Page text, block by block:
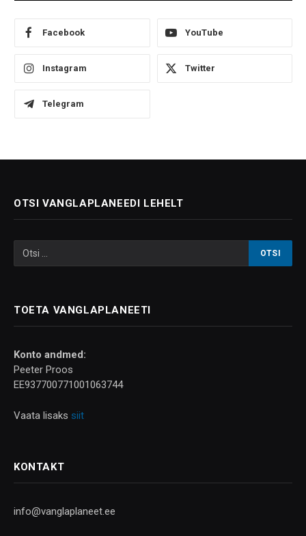
Facebook YouTube
Instagram Twitter
Telegram
OTSI VANGLAPLANEEDI LEHELT
TOETA VANGLAPLANEETI
Konto andmed:
Peeter Proos
EE937700771001063744
Vaata lisaks siit
KONTAKT
info@vanglaplaneet.ee